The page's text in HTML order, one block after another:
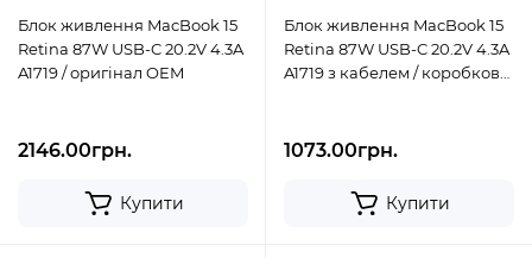
Блок живлення MacBook 15
Retina 87W USB-C 20.2V 4.3A
A1719 / оригінал OEM
2146.00грн.
Купити
Блок живлення MacBook 15
Retina 87W USB-C 20.2V 4.3A
A1719 з кабелем / коробкова
1073.00грн.
Купити